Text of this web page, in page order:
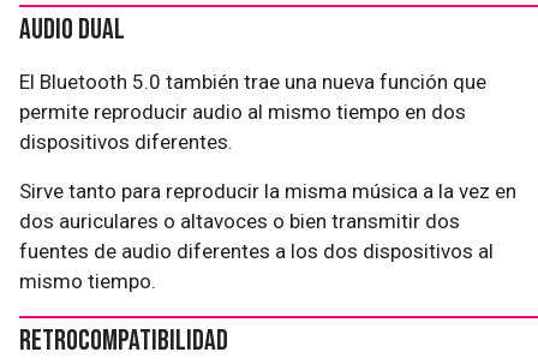
Audio Dual
El Bluetooth 5.0 también trae una nueva función que
permite reproducir audio al mismo tiempo en dos
dispositivos diferentes.
Sirve tanto para reproducir la misma música a la vez en
dos auriculares o altavoces o bien transmitir dos
fuentes de audio diferentes a los dos dispositivos al
mismo tiempo.
Retrocompatibilidad